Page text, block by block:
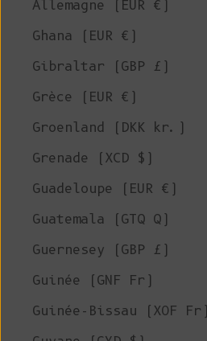
Allemagne (EUR €)
Ghana (EUR €)
Gibraltar (GBP £)
Grèce (EUR €)
Groenland (DKK kr.)
Grenade (XCD $)
Guadeloupe (EUR €)
Guatemala (GTQ Q)
Guernesey (GBP £)
Guinée (GNF Fr)
Guinée-Bissau (XOF Fr)